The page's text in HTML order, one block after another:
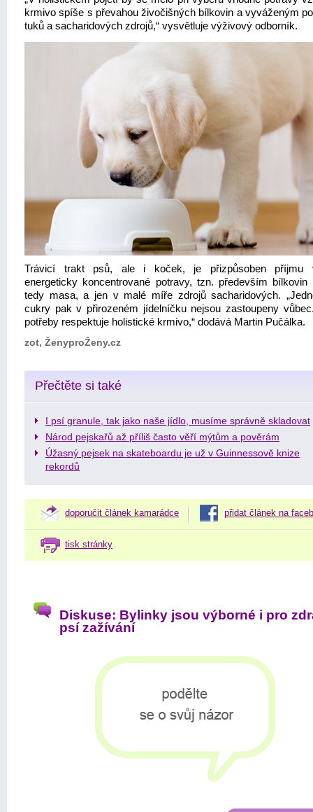
krmivo spíše s převahou živočišných bílkovin a vyváženým
tuků a sacharidových zdrojů,“ vysvětluje výživový odborník.
Trávicí trakt psů, ale i koček, je přizpůsoben příjmu
energeticky koncentrované potravy, tzn. především bílkovin
tedy masa, a jen v malé míře zdrojů sacharidových.
cukry pak v přirozeném jídelníčku nejsou zastoupeny
potřeby respektuje holistické krmivo,“ dodává Martin Pučálka.
zot, ŽenyproŽeny.cz
Přečtěte si také
I psí granule, tak jako naše jídlo, musíme správně skladovat
Národ pejskařů až příliš často věří mýtům a pověrám
Úžasný pejsek na skateboardu je už v Guinnessově knize
rekordů
doporučit článek kamarádce přidat článek na
tisk stránky
Diskuse: Bylinky jsou výborné i pro
psí zažívání